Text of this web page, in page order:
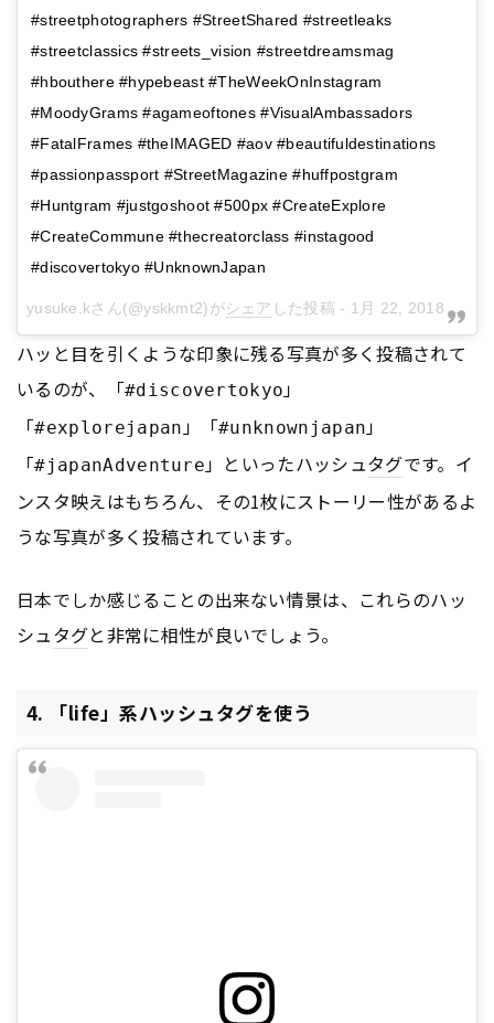
#streetphotographers #StreetShared #streetleaks
#streetclassics #streets_vision #streetdreamsmag
#hbouthere #hypebeast #TheWeekOnInstagram
#MoodyGrams #agameoftones #VisualAmbassadors
#FatalFrames #theIMAGED #aov #beautifuldestinations
#passionpassport #StreetMagazine #huffpostgram
#Huntgram #justgoshoot #500px #CreateExplore
#CreateCommune #thecreatorclass #instagood
#discovertokyo #UnknownJapan
yusuke.kさん(@yskkmt2)がシェア した投稿 - 1月 22, 2018 at 5:48午前 PST
ハッと目を引くような印象に残る写真が多く投稿されて
いるのが、「#discovertokyo」
「#explorejapan」「#unknownjapan」
「#japanAdventure」といったハッシュタグです。イ
ンスタ映えはもちろん、その1枚にストーリー性があるよ
うな写真が多く投稿されています。
日本でしか感じることの出来ない情景は、これらのハッ
シュタグと非常に相性が良いでしょう。
4. 「life」系ハッシュタグを使う